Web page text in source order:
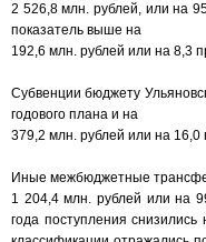
2 526,8 млн. рублей, или на
показатель выше на
192,6 млн. рублей или на 8,3
Субвенции бюджету
годового плана и на
379,2 млн. рублей или на
Иные межбюджетные
1 204,4 млн. рублей или на
года поступления